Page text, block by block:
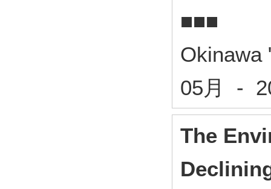
■■■
Okinawa
05月 -
The